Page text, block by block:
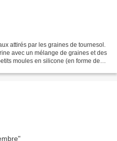
attirés par les graines de tournesol.
avec un mélange de graines et des
moules en silicone (en forme de